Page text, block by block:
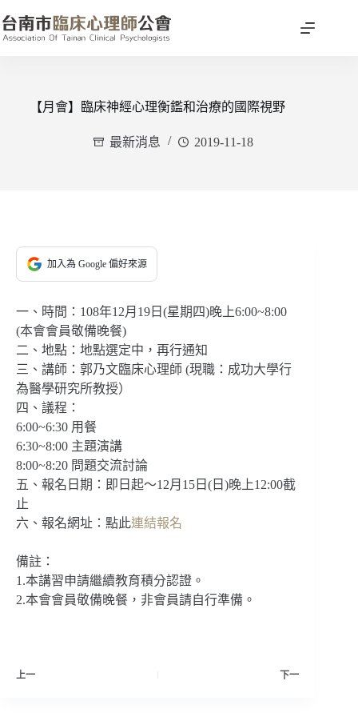
至
【月會】臨床神經心理衡鑑和治療的國際視野
最新消息 2019-11-18
加入為 Google 偏好來源
一、時間：108年12月19日(星期四)晚上6:00~8:00
(本會會員敬備晚餐)
二、地點：地點選定中，再行通知
三、講師：郭乃文臨床心理師 (現職：成功大學行
為醫學研究所教授）
四、議程：
6:00~6:30 用餐
6:30~8:00 主題演講
8:00~8:20 問題交流討論
五、報名日期：即日起～12月15日(日)晚上12:00截
止
六、報名網址：點此連結報名
備註：
1.本講習申請繼續教育積分認證。
2.本會會員敬備晚餐，非會員請自行準備。
上一 下一